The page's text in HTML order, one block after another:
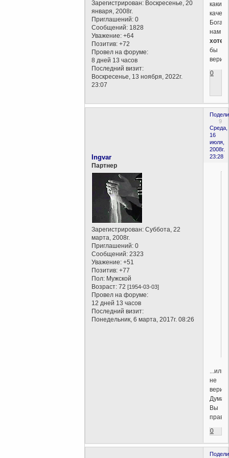
Зарегистрирован: Воскресенье, 20
января, 2008г.
Приглашений: 0
Сообщений: 1828
Уважение: +64
Позитив: +72
Провел на форуме:
8 дней 13 часов
Последний визит:
Воскресенье, 13 ноября, 2022г.
23:07
какие
Бога
нам
бы
0
9
Среда,
16
июля,
2008г.
23:28
Ingvar
Партнер
Зарегистрирован: Суббота, 22
марта, 2008г.
Приглашений: 0
Сообщений: 2323
Уважение: +51
Позитив: +77
Пол: Мужской
Возраст: 72[1954-03-03]
Провел на форуме:
12 дней 13 часов
Последний визит:
Понедельник, 6 марта, 2017г. 08:26
...или
не
Вы
правы!
0